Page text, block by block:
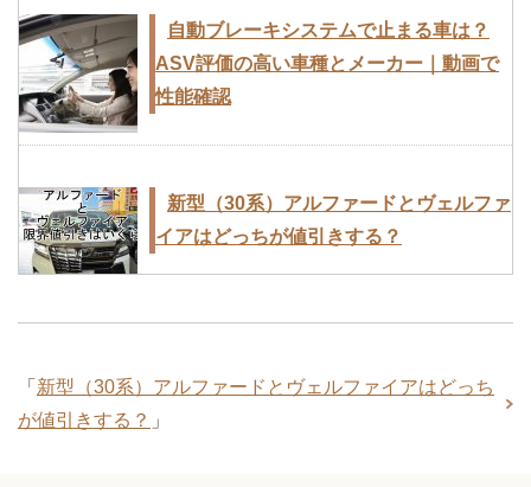
自動ブレーキシステムで止まる車は？
ASV評価の高い車種とメーカー｜動画で
性能確認
新型（30系）アルファードとヴェルファ
イアはどっちが値引きする？
新型のホンダフリードとトヨタシエンタ
「 新型（30系）アルファードとヴェルファイアはどっち
が値引きする？ 」